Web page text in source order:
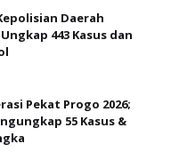
Daerah
443 Kasus dan
Pekat Progo 2026;
55 Kasus &